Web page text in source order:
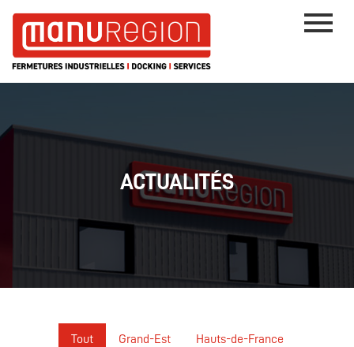
ACTUALITÉS
Tout Grand-Est Hauts-de-France